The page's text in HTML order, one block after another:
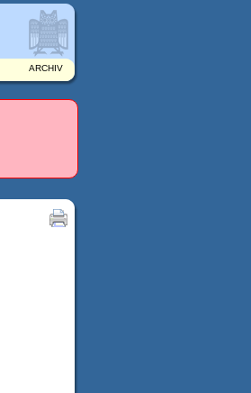
ARCHIV